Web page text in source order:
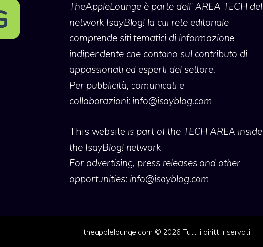
TheAppleLoungeè parte dell' AREA TECH del
network IsayBlog! la cui rete editoriale
comprende siti tematici di informazione
indipendente che contano sul contributo di
appassionati ed esperti del settore.
Per pubblicità, comunicati e
collaborazioni: info@isayblog.com
This website is part of the TECH AREA inside
the IsayBlog! network
For advertising, press releases and other
opportunities: info@isayblog.com
theapplelounge.com © 2026 Tutti i diritti riservati